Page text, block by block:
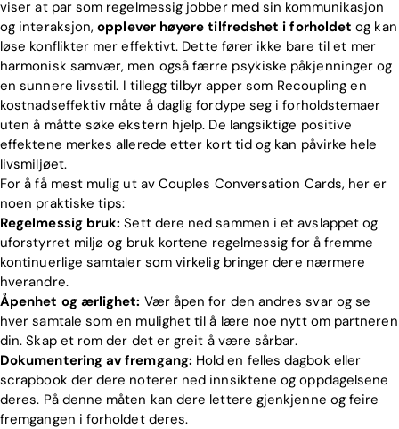
viser at par som regelmessig jobber med sin kommunikasjon
og interaksjon,opplever høyere tilfredshet i forholdet og kan
løse konflikter mer effektivt. Dette fører ikke bare til et mer
harmonisk samvær, men også færre psykiske påkjenninger og
en sunnere livsstil. I tillegg tilbyr apper som Recoupling en
kostnadseffektiv måte å daglig fordype seg i forholdstemaer
uten å måtte søke ekstern hjelp. De langsiktige positive
effektene merkes allerede etter kort tid og kan påvirke hele
livsmiljøet.
For å få mest mulig ut av Couples Conversation Cards, her er
noen praktiske tips:
Regelmessig bruk: Sett dere ned sammen i et avslappet og
uforstyrret miljø og bruk kortene regelmessig for å fremme
kontinuerlige samtaler som virkelig bringer dere nærmere
hverandre.
Åpenhet og ærlighet: Vær åpen for den andres svar og se
hver samtale som en mulighet til å lære noe nytt om partneren
din. Skap et rom der det er greit å være sårbar.
Dokumentering av fremgang: Hold en felles dagbok eller
scrapbook der dere noterer ned innsiktene og oppdagelsene
deres. På denne måten kan dere lettere gjenkjenne og feire
fremgangen i forholdet deres.